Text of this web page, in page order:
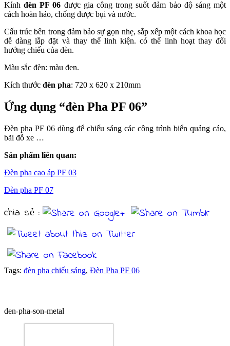
Kínhđèn PF 06 được gia công trong suốt đảm bảo độ sáng một
cách hoàn hảo, chống được bụi và nước.
Cấu trúc bên trong đảm bảo sự gọn nhẹ, sắp xếp một cách khoa học
dễ dàng lắp đặt và thay thế linh kiện. có thể linh hoạt thay đổi
hướng chiếu của đèn.
Màu sắc đèn: màu đen.
Kích thước đèn pha: 720 x 620 x 210mm
Ứng dụng “đèn Pha PF 06”
Đèn pha PF 06 dùng để chiếu sáng các công trình biển quảng cáo,
bãi đỗ xe …
Sản phẩm liên quan:
Đèn pha cao áp PF 03
Đèn pha PF 07
chia sẻ :
Tags: đèn pha chiếu sáng, Đèn Pha PF 06
den-pha-son-metal